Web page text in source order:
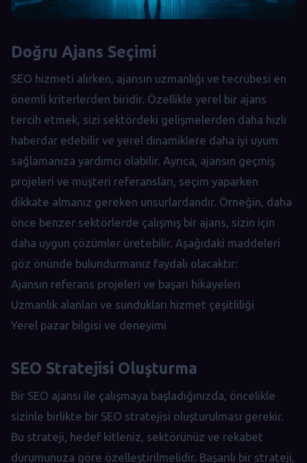
Doğru Ajans Seçimi
SEO hizmeti alırken, ajansın uzmanlığı ve tecrübesi en
önemli kriterlerden biridir. Özellikle yerel bir ajans
tercih etmek, sizi sektördeki gelişmelerden daha hızlı
haberdar edebilir ve yerel dinamiklere daha iyi uyum
sağlamanıza yardımcı olabilir. Ayrıca, ajansın geçmiş
projeleri ve müşteri referansları, seçim yaparken
dikkate almanız gereken unsurlardandır. Örneğin, daha
önce benzer sektörlerde çalışmış bir ajans, sizin için
daha uygun çözümler üretebilir. Aşağıdaki maddeleri
göz önünde bulundurmanız faydalı olacaktır:
Ajansın referans projeleri ve başarı hikayeleri
Uzmanlık alanları ve sundukları hizmet çeşitliliği
Yerel pazar bilgisi ve deneyimi
SEO Stratejisi Oluşturma
Bir SEO ajansı ile çalışmaya başladığınızda, öncelikle
sizinle birlikte bir SEO stratejisi oluşturulması gerekir.
Bu strateji, hedef kitleniz, sektörünüz ve rekabet
durumunuza göre özelleştirilmelidir. Başarılı bir strateji,